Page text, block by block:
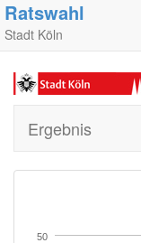
Ratswahl
Stadt Köln
Ergebnis
50